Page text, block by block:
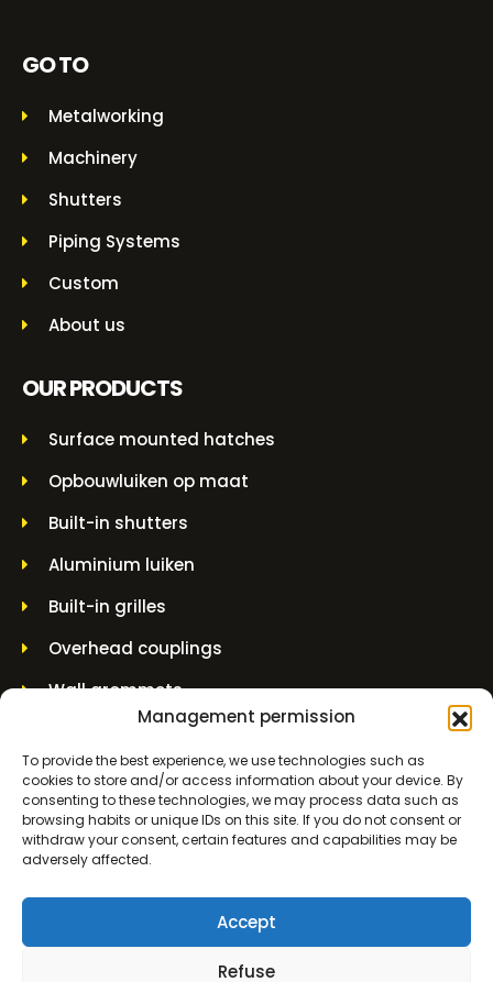
Management permission
To provide the best experience, we use technologies such as
cookies to store and/or access information about your device. By
consenting to these technologies, we may process data such as
browsing habits or unique IDs on this site. If you do not consent or
withdraw your consent, certain features and capabilities may be
adversely affected.
Accept
Refuse
GO TO
Metalworking
Machinery
Shutters
Piping Systems
Custom
About us
OUR PRODUCTS
Surface mounted hatches
Opbouwluiken op maat
Built-in shutters
Aluminium luiken
Built-in grilles
Overhead couplings
Wall grommets
Lifting jars and spindle jars
CONTACT INFORMATION
Molenwerf 5 1911 DB Uitgeest
info@bezo.nl
+31(0)251-311208